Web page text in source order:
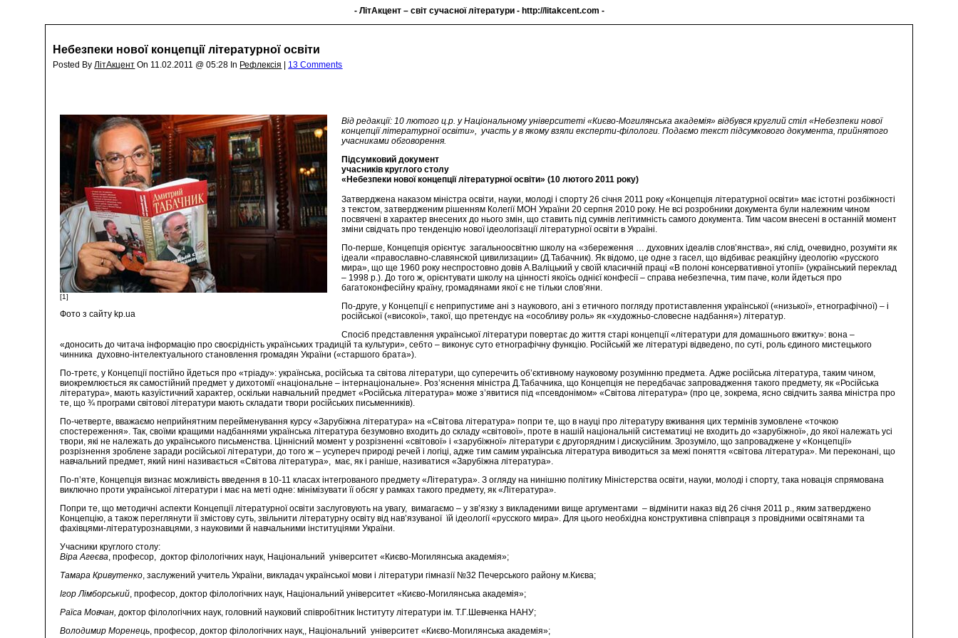
- ЛітАкцент – світ сучасної літератури - http://litakcent.com -
Небезпеки нової концепції літературної освіти
Posted ByЛітАкцент On 11.02.2011 @ 05:28 In Рефлексія 13 Comments
[1]
Фото з сайту kp.ua
Від редакції: 10 лютого ц.р. у Національному університеті «Києво-Могилянська академія» відбувся круглий стіл «Небезпеки нової
концепції літературної освіти», участь у в якому взяли експерти-філологи. Подаємо текст підсумкового документа, прийнятого
учасниками обговорення.
Підсумковий документ
учасників круглого столу
«Небезпеки нової концепції літературної освіти» (10 лютого 2011 року)
Затверджена наказом міністра освіти, науки, молоді і спорту 26 січня 2011 року «Концепція літературної освіти» має істотні розбіжності
з текстом, затвердженим рішенням Колегії МОН України 20 серпня 2010 року. Не всі розробники документа були належним чином
посвячені в характер внесених до нього змін, що ставить під сумнів легітимність самого документа. Тим часом внесені в останній момент
зміни свідчать про тенденцію нової ідеологізації літературної освіти в Україні.
По-перше, Концепція орієнтує загальноосвітню школу на «збереження … духовних ідеалів слов’янства», які слід, очевидно, розуміти як
ідеали «православно-славянской цивилизации» (Д.Табачник). Як відомо, це одне з гасел, що відбиває реакційну ідеологію «русского
мира», що ще 1960 року неспростовно довів А.Валіцький у своїй класичній праці «В полоні консервативної утопії» (український переклад
– 1998 р.). До того ж, орієнтувати школу на цінності якоїсь однієї конфесії – справа небезпечна, тим паче, коли йдеться про
багатоконфесійну країну, громадянами якої є не тільки слов’яни.
По-друге, у Концепції є неприпустиме ані з наукового, ані з етичного погляду протиставлення української («низької», етнографічної) – і
російської («високої», такої, що претендує на «особливу роль» як «художньо-словесне надбання») літератур.
Спосіб представлення української літератури повертає до життя старі концепції «літератури для домашнього вжитку»: вона –
«доносить до читача інформацію про своєрідність українських традицій та культури», себто – виконує суто етнографічну функцію. Російській же літературі відведено, по суті, роль єдиного мистецького
чинника духовно-інтелектуального становлення громадян України («старшого брата»).
По-третє, у Концепції постійно йдеться про «тріаду»: українська, російська та світова літератури, що суперечить об’єктивному науковому розумінню предмета. Адже російська література, таким чином,
виокремлюється як самостійний предмет у дихотомії «національне – інтернаціональне». Роз’яснення міністра Д.Табачника, що Концепція не передбачає запровадження такого предмету, як «Російська
література», мають казуїстичний характер, оскільки навчальний предмет «Російська література» може з’явитися під «псевдонімом» «Світова література» (про це, зокрема, ясно свідчить заява міністра про
те, що ¾ програми світової літератури мають складати твори російських письменників).
По-четверте, вважаємо неприйнятним перейменування курсу «Зарубіжна література» на «Cвітова література» попри те, що в науці про літературу вживання цих термінів зумовлене «точкою
спостереження». Так, своїми кращими надбаннями українська література безумовно входить до складу «світової», проте в нашій національній систематиці не входить до «зарубіжної», до якої належать усі
твори, які не належать до українського письменства. Ціннісний момент у розрізненні «світової» і «зарубіжної» літератури є другорядним і дискусійним. Зрозуміло, що запроваджене у «Концепції»
розрізнення зроблене заради російської літератури, до того ж – усупереч природі речей і логіці, адже тим самим українська література виводиться за межі поняття «світова література». Ми переконані, що
навчальний предмет, який нині називається «Світова література», має, як і раніше, називатися «Зарубіжна література».
По-п’яте, Концепція визнає можливість введення в 10-11 класах інтегрованого предмету «Література». З огляду на нинішню політику Міністерства освіти, науки, молоді і спорту, така новація спрямована
виключно проти української літератури і має на меті одне: мінімізувати її обсяг у рамках такого предмету, як «Література».
Попри те, що методичні аспекти Концепції літературної освіти заслуговують на увагу, вимагаємо – у зв’язку з викладеними вище аргументами – відмінити наказ від 26 січня 2011 р., яким затверджено
Концепцію, а також переглянути її змістову суть, звільнити літературну освіту від нав’язуваної їй ідеології «русского мира». Для цього необхідна конструктивна співпраця з провідними освітянами та
фахівцями-літературознавцями, з науковими й навчальними інституціями України.
Учасники круглого столу:
Віра Агеєва, професор, доктор філологічних наук, Національний університет «Києво-Могилянська академія»;
Тамара Кривутенко, заслужений учитель України, викладач української мови і літератури гімназії №32 Печерського району м.Києва;
Ігор Лімборський, професор, доктор філологічних наук, Національний університет «Києво-Могилянська академія»;
Раїса Мовчан, доктор філологічних наук, головний науковий співробітник Інституту літератури ім. Т.Г.Шевченка НАНУ;
Володимир Моренець, професор, доктор філологічних наук,, Національний університет «Києво-Могилянська академія»;